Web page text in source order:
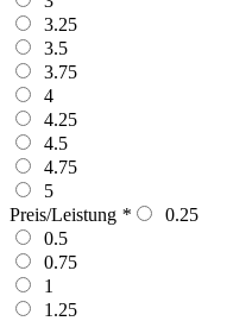
3.25
3.5
3.75
4
4.25
4.5
4.75
5
Preis/Leistung *
0.25
0.5
0.75
1
1.25